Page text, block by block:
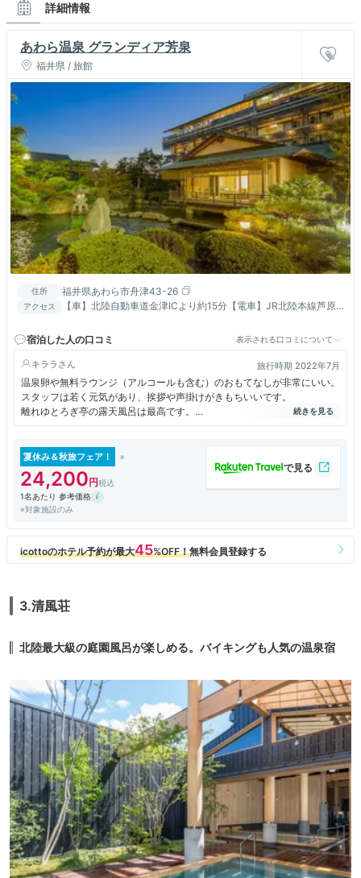
詳細情報
あわら温泉 グランディア芳泉
福井県 / 旅館
住所 福井県あわら市舟津43-26
アクセス
【車】北陸自動車道金津ICより約15分【電車】JR北陸本線芦原
宿泊した人の口コミ
表示される口コミについて
キララ 旅行時期 2022年7月
温泉卵や無料ラウンジ（アルコールも含む）のおもてなしが非常にいい。
スタッフは若く元気があり、挨拶や声掛けがきもちいいです。
離れゆとろぎ亭の露天風呂は最高です。
次回は、最高級の「個止吹気亭]に是非宿泊したいです。
夏休み＆秋旅フェア！
24,200
1名あたり 参考価格
※対象施設のみ
3.清風荘
北陸最大級の庭園風呂が楽しめる。バイキングも人気の温泉宿